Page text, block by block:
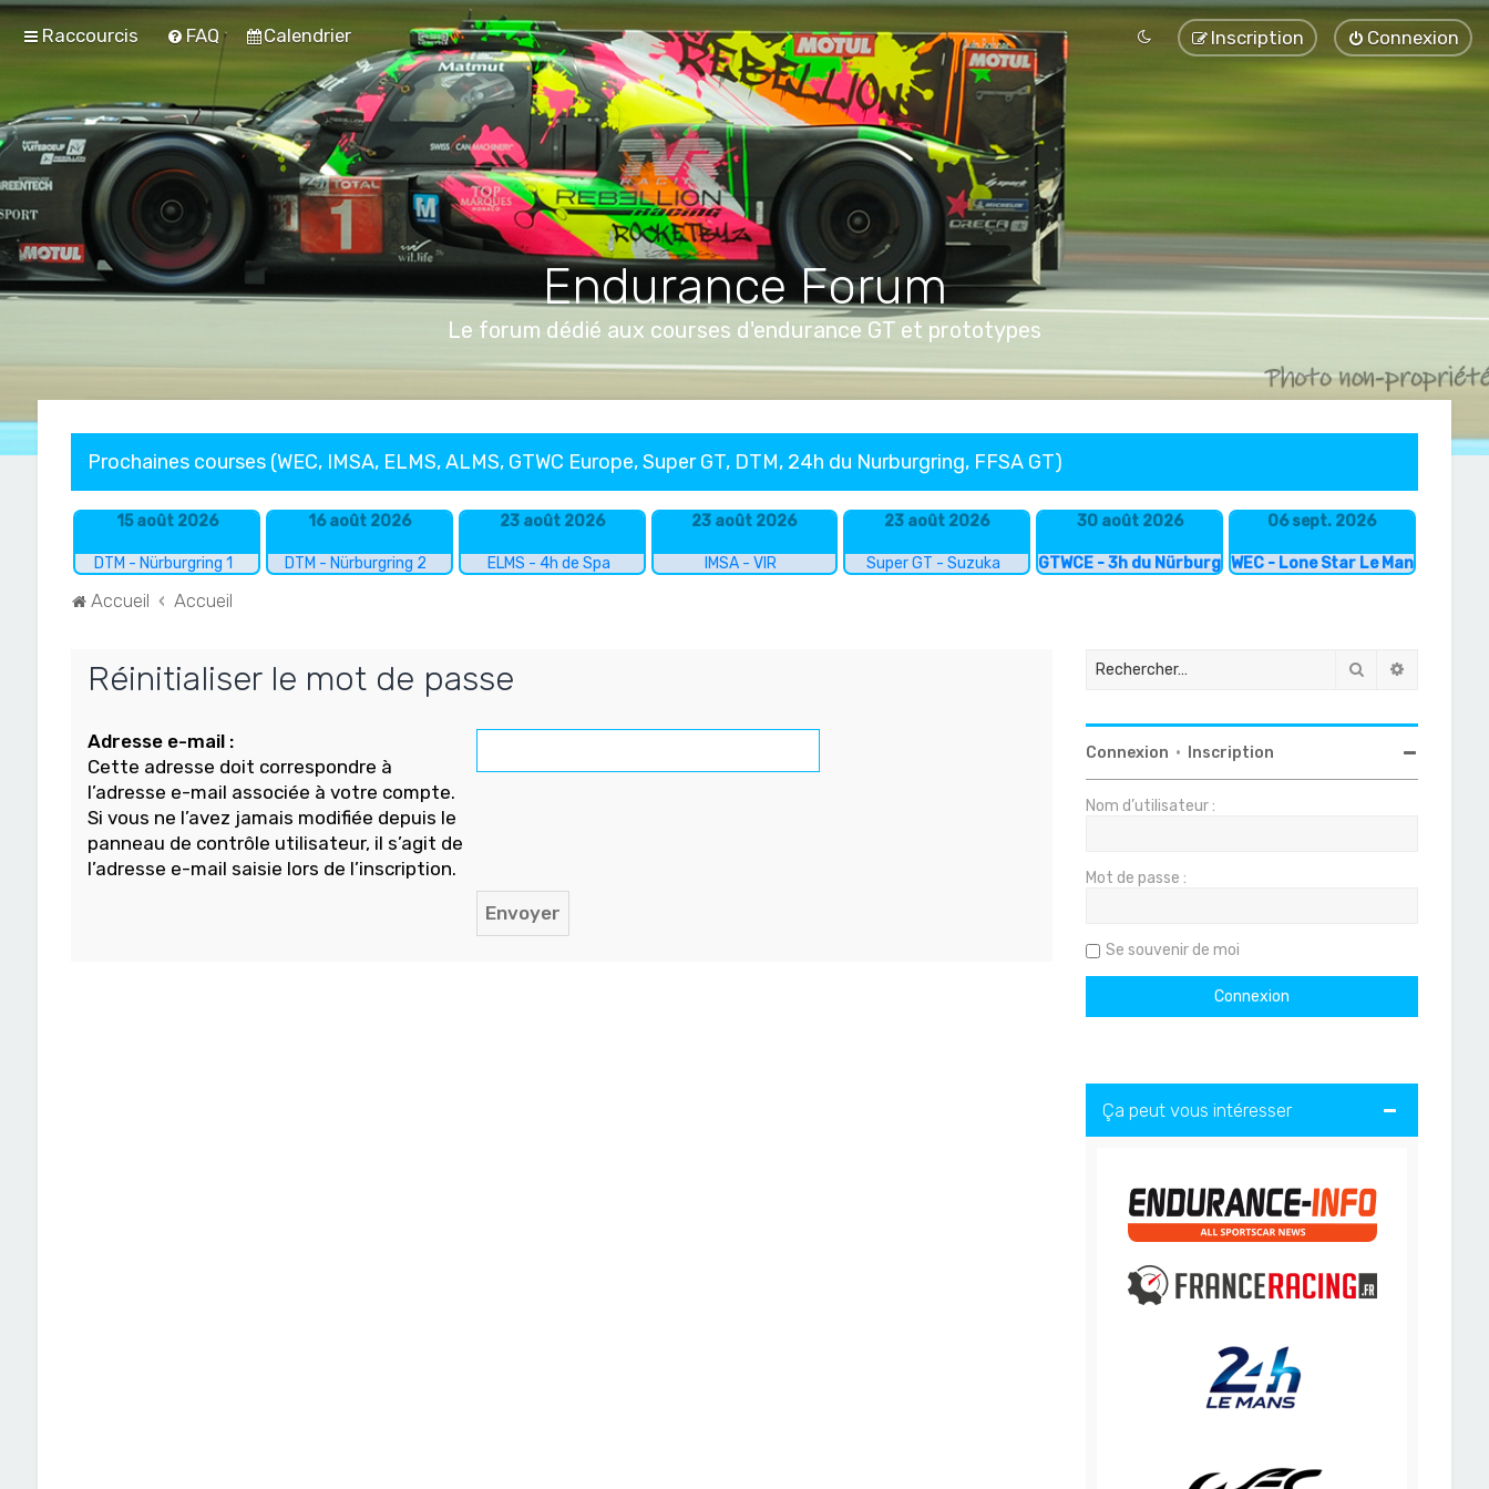
Raccourcis FAQ Calendrier Connexion
Inscription
Endurance Forum
Le forum dédié aux courses d'endurance GT et prototypes
Prochaines courses (WEC, IMSA, ELMS, ALMS, GTWC Europe, Super GT, DTM, 24h du Nurburgring, FFSA GT)
15 août 2026
DTM - Nürburgring 1
16 août 2026
DTM - Nürburgring 2
23 août 2026
ELMS - 4h de Spa
23 août 2026
IMSA - VIR
23 août 2026
Super GT - Suzuka
30 août 2026
GTWCE - 3h du Nürburgring
06 sept. 2026
WEC - Lone Star Le Mans
Accueil Accueil
Réinitialiser le mot de passe
Adresse e-mail :
Cette adresse doit correspondre à
l’adresse e-mail associée à votre compte.
Si vous ne l’avez jamais modifiée depuis le
panneau de contrôle utilisateur, il s’agit de
l’adresse e-mail saisie lors de l’inscription.
Rechercher
Connexion • Inscription
Nom d’utilisateur :
Mot de passe :
Se souvenir de moi
Ça peut vous intéresser